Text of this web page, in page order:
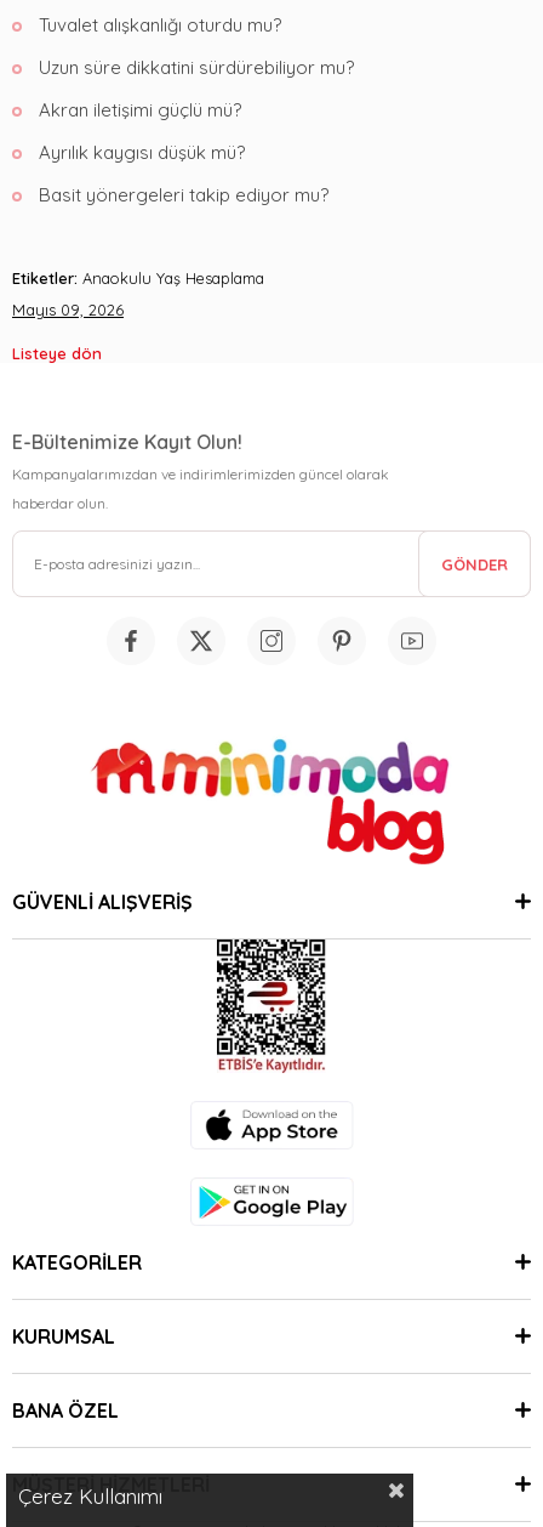
Tuvalet alışkanlığı oturdu mu?
Uzun süre dikkatini sürdürebiliyor mu?
Akran iletişimi güçlü mü?
Ayrılık kaygısı düşük mü?
Basit yönergeleri takip ediyor mu?
Etiketler: Anaokulu Yaş Hesaplama
Mayıs 09, 2026
Listeye dön
E-Bültenimize Kayıt Olun!
Kampanyalarımızdan ve indirimlerimizden güncel olarak
haberdar olun.
GÖNDER
GÜVENLİ ALIŞVERİŞ
KATEGORİLER
KURUMSAL
BANA ÖZEL
MÜŞTERİ HİZMETLERİ
Çerez Kullanımı